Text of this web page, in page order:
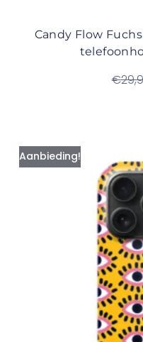
Candy Flow
€
Aanbieding!